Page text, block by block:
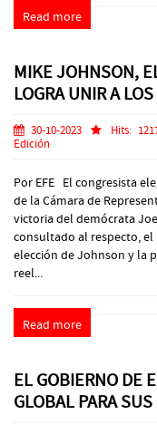
Read more
MIKE JOHNSON,
LOGRA UNIR A
30-10-2023 Hits:
Edición
Por EFE El congresista
de la Cámara de
victoria del demócrata
consultado al respecto,
elección de Johnson y la
reel...
Read more
EL GOBIERNO DE
GLOBAL PARA